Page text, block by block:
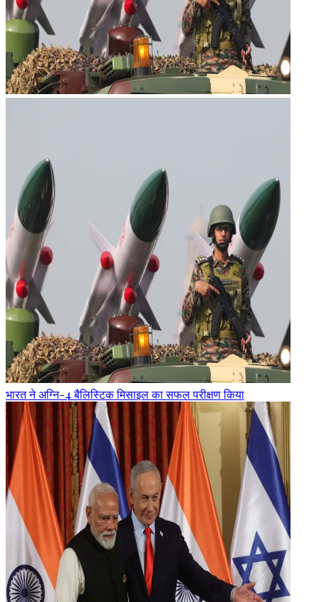
भारत ने अग्नि-4 बैलिस्टिक मिसाइल का सफल परीक्षण किया